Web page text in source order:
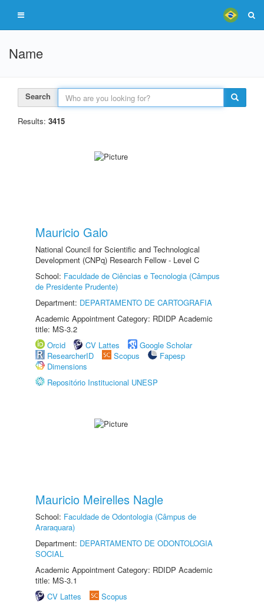
Name
Search
Results: 3415
Mauricio Galo
National Council for Scientific and Technological
Development (CNPq) Research Fellow - Level C
School: Faculdade de Ciências e Tecnologia (Câmpus
de Presidente Prudente)
Department: DEPARTAMENTO DE CARTOGRAFIA
Academic Appointment Category: RDIDP Academic
title: MS-3.2
Orcid
CV Lattes
Google Scholar
ResearcherID
Scopus
Fapesp
Dimensions
Repositório Institucional UNESP
Mauricio Meirelles Nagle
School: Faculdade de Odontologia (Câmpus de
Araraquara)
Department: DEPARTAMENTO DE ODONTOLOGIA
SOCIAL
Academic Appointment Category: RDIDP Academic
title: MS-3.1
CV Lattes
Scopus